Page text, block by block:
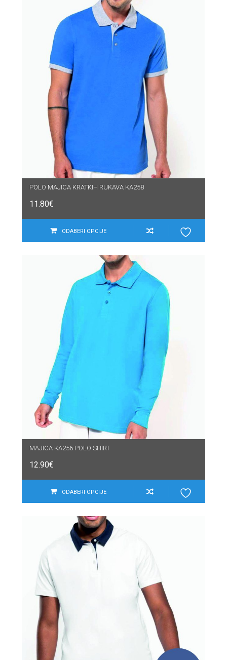
POLO MAJICA KRATKIH RUKAVA KA258
11.80€
ODABERI OPCIJE
MAJICA KA256 POLO SHIRT
12.90€
ODABERI OPCIJE